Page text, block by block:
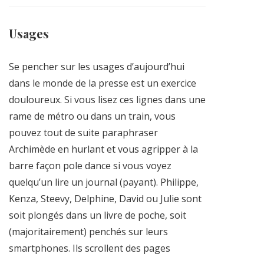
Usages
Se pencher sur les usages d’aujourd’hui
dans le monde de la presse est un exercice
douloureux. Si vous lisez ces lignes dans une
rame de métro ou dans un train, vous
pouvez tout de suite paraphraser
Archimède en hurlant et vous agripper à la
barre façon pole dance si vous voyez
quelqu’un lire un journal (payant). Philippe,
Kenza, Steevy, Delphine, David ou Julie sont
soit plongés dans un livre de poche, soit
(majoritairement) penchés sur leurs
smartphones. Ils scrollent des pages